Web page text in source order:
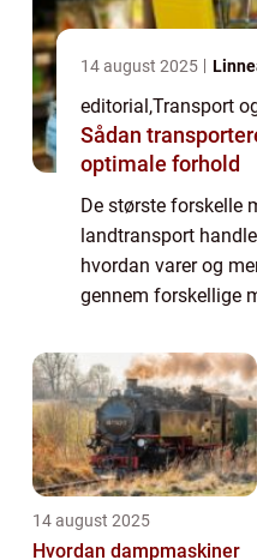
14 august 2025
editorial,Transport
Sådan
optimale forhold
De største forskelle
landtransport
hvordan varer og
gennem forskellige
14 august 2025
Hvordan dampmaskiner